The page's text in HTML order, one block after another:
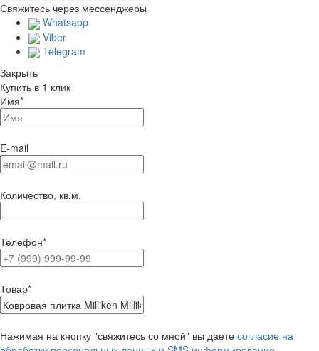
Свяжитесь через мессенджеры
Whatsapp
Viber
Telegram
Закрыть
Купить в 1 клик
Имя*
E-mail
Количество, кв.м.
Телефон*
Товар*
Нажимая на кнопку "свяжитесь со мной" вы даете согласие на